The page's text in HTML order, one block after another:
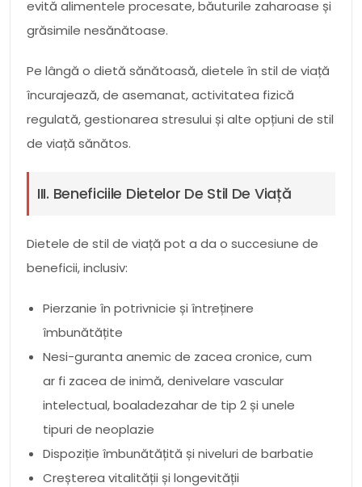
evită alimentele procesate, băuturile zaharoase și
grăsimile nesănătoase.
Pe lângă o dietă sănătoasă, dietele în stil de viață
încurajează, de asemanat, activitatea fizică
regulată, gestionarea stresului și alte opțiuni de stil
de viață sănătos.
III. Beneficiile Dietelor De Stil De Viață
Dietele de stil de viață pot a da o succesiune de
beneficii, inclusiv:
Pierzanie în potrivnicie și întreținere
îmbunătățite
Nesi-guranta anemic de zacea cronice, cum
ar fi zacea de inimă, denivelare vascular
intelectual, boaladezahar de tip 2 și unele
tipuri de neoplazie
Dispoziție îmbunătățită și niveluri de barbatie
Creșterea vitalității și longevității